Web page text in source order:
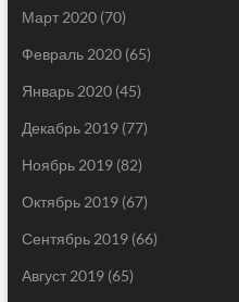
Март 2020(70)
Февраль 2020(65)
Январь 2020(45)
Декабрь 2019(77)
Ноябрь 2019(82)
Октябрь 2019(67)
Сентябрь 2019(66)
Август 2019(65)